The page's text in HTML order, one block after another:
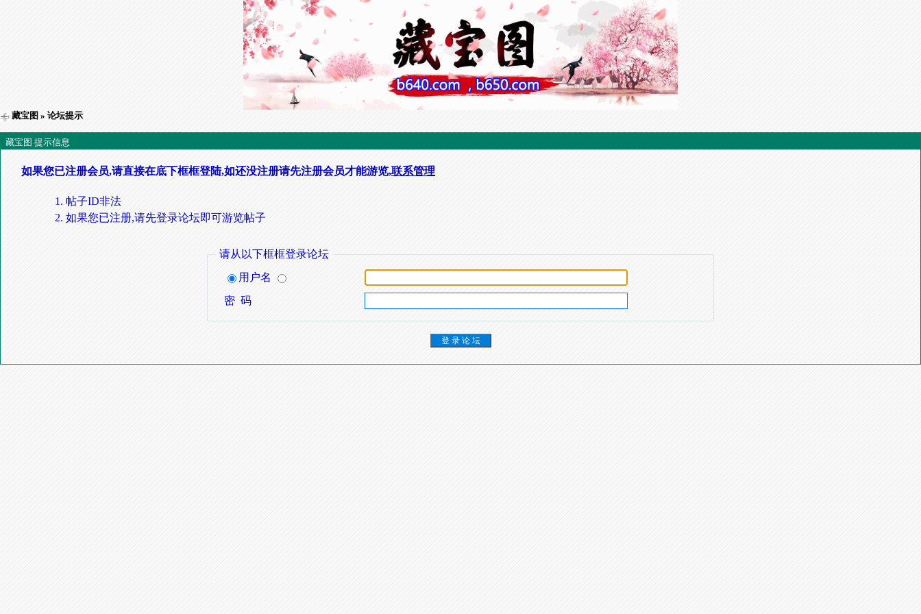
藏宝图 » 论坛提示
藏宝图 提示信息
如果您已注册会员,请直接在底下框框登陆,如还没注册请先注册会员才能游览,联系管理
帖子ID非法
如果您已注册,请先登录论坛即可游览帖子
请从以下框框登录论坛
用户名
密 码